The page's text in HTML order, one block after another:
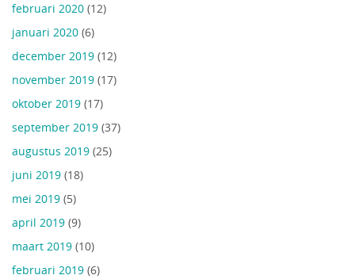
februari 2020 (12)
januari 2020 (6)
december 2019 (12)
november 2019 (17)
oktober 2019 (17)
september 2019 (37)
augustus 2019 (25)
juni 2019 (18)
mei 2019 (5)
april 2019 (9)
maart 2019 (10)
februari 2019 (6)